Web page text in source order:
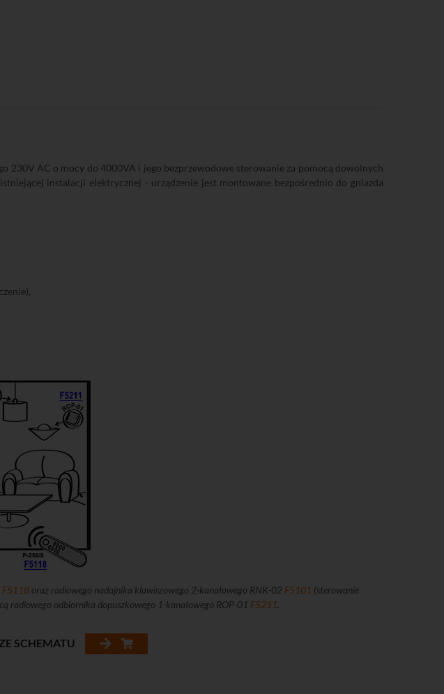
230V AC o mocy do 4000VA i jego bezprzewodowe sterowanie za pomocą dowolnych
instalacji elektrycznej - urządzenie jest montowane bezpośrednio do gniazda
F5118 oraz radiowego nadajnika klawiszowego 2-kanałowego RNK-02 F5101 (sterowanie
radiowego odbiornika dopuszkowego 1-kanałowego ROP-01 F5211.
SCHEMATU